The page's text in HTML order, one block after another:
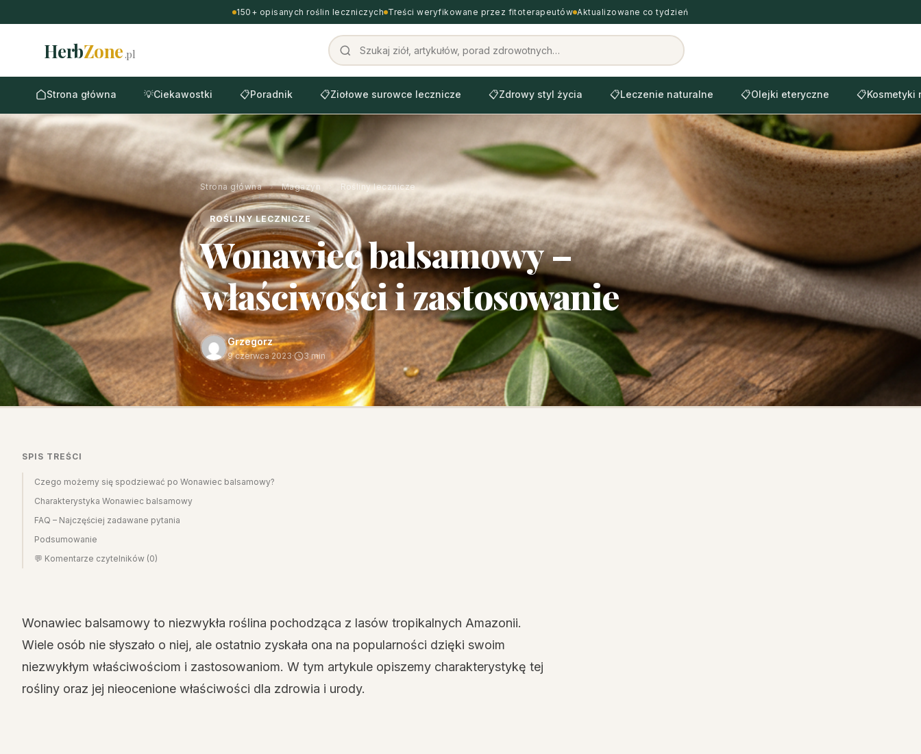
150+ opisanych roślin leczniczych Treści weryfikowane przez fitoterapeutów Aktualizowane co tydzień
HerbZone.pl
Strona główna 💡Ciekawostki 📋Poradnik 📋Ziołowe surowce lecznicze 📋Zdrowy styl życia 📋Leczenie naturalne 📋Olejki eteryczne 📋Kosmetyki
Strona główna › Magazyn Rośliny lecznicze
ROŚLINY LECZNICZE
Wonawiec balsamowy –
właściwości i zastosowanie
Grzegorz
9 czerwca 2023· 3 min
SPIS TREŚCI
Czego możemy się spodziewać po Wonawiec balsamowy?
Charakterystyka Wonawiec balsamowy
FAQ – Najczęściej zadawane pytania
Podsumowanie
💬 Komentarze czytelników (0)
Wonawiec balsamowy to niezwykła roślina pochodząca z lasów tropikalnych Amazonii.
Wiele osób nie słyszało o niej, ale ostatnio zyskała ona na popularności dzięki swoim
niezwykłym właściwościom i zastosowaniom. W tym artykule opiszemy charakterystykę tej
rośliny oraz jej nieocenione właściwości dla zdrowia i urody.